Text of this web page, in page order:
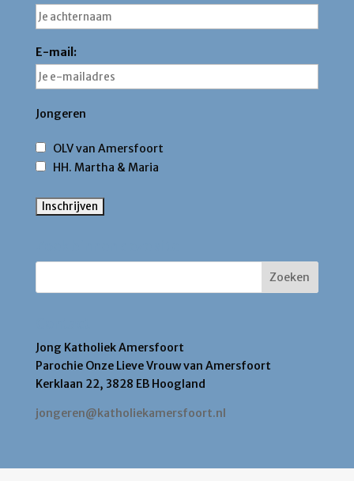
E-mail:
Jongeren
OLV van Amersfoort
HH. Martha & Maria
Jong Katholiek Amersfoort
Parochie Onze Lieve Vrouw van Amersfoort
Kerklaan 22, 3828 EB Hoogland
jongeren@katholiekamersfoort.nl